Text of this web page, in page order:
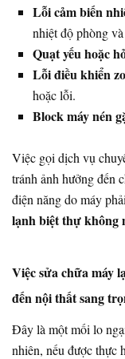
Lỗi cảm biến
nhiệt độ phòng
Quạt yếu hoặc
Lỗi điều khiển
hoặc lỗi.
Block máy nén
Việc gọi dịch vụ
tránh ảnh hưởng đến
điện năng do máy
lạnh biệt thự không
Việc sửa chữa máy
đến nội thất sang
Đây là một mối lo
nhiên, nếu được thực